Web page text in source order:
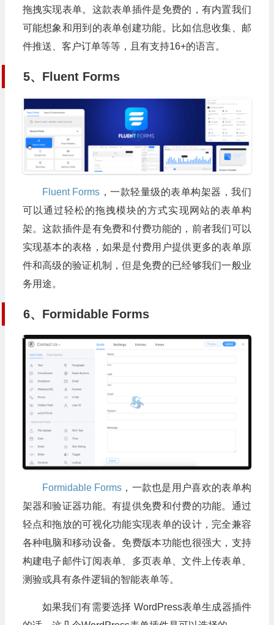
拖拽实现表单。这款表单插件是免费的，有内置我们
可能想象和用到的表单创建功能。比如信息收集、邮
件推送、客户订单等等，且有支持16+的语言。
5、Fluent Forms
Fluent Forms ，一款轻量级的表单构架器，我们
可以通过轻松的拖拽模块的方式实现网站的表单构
架。这款插件是有免费和付费功能的，前者我们可以
实现基本的表格，如果是付费用户提供更多的表单原
件和高级的验证机制，但是免费的已经够我们一般业
务用途。
6、Formidable Forms
Formidable Forms，一款也是用户喜欢的表单构
架器和验证器功能。有提供免费和付费的功能。通过
轻点和拖放的可视化功能实现表单的设计，完全兼容
各种电脑和移动设备。免费版本功能也很强大，支持
构建电子邮件订阅表单、多页表单、文件上传表单、
测验或具有条件逻辑的智能表单等。
如果我们有需要选择 WordPress表单生成器插件